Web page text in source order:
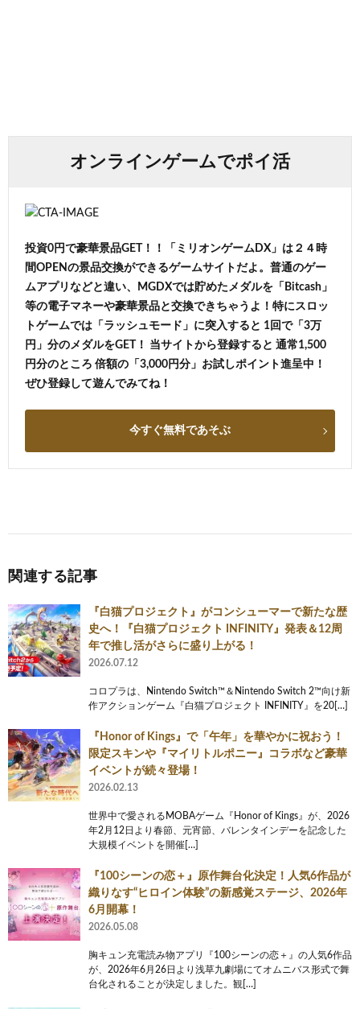
オンラインゲームでポイ活
投資0円で豪華景品GET！！「ミリオンゲームDX」は２４時
間OPENの景品交換ができるゲームサイトだよ。普通のゲー
ムアプリなどと違い、MGDXでは貯めたメダルを「Bitcash」
等の電子マネーや豪華景品と交換できちゃうよ！特にスロッ
トゲームでは「ラッシュモード」に突入すると 1回で「3万
円」分のメダルをGET！ 当サイトから登録すると 通常1,500
円分のところ 倍額の「3,000円分」お試しポイント進呈中！
ぜひ登録して遊んでみてね！
今すぐ無料であそぶ
関連する記事
『白猫プロジェクト』がコンシューマーで新たな歴
史へ！『白猫プロジェクト INFINITY』発表＆12周
年で推し活がさらに盛り上がる！
2026.07.12
コロプラは、Nintendo Switch™＆Nintendo Switch 2™向け新
作アクションゲーム『白猫プロジェクト INFINITY』を20[…]
『Honor of Kings』で「午年」を華やかに祝おう！
限定スキンや『マイリトルポニー』コラボなど豪華
イベントが続々登場！
2026.02.13
世界中で愛されるMOBAゲーム『Honor of Kings』が、2026
年2月12日より春節、元宵節、バレンタインデーを記念した
大規模イベントを開催[…]
『100シーンの恋＋』原作舞台化決定！人気6作品が
織りなす“ヒロイン体験”の新感覚ステージ、2026年
6月開幕！
2026.05.08
胸キュン充電読み物アプリ『100シーンの恋＋』の人気6作品
が、2026年6月26日より浅草九劇場にてオムニバス形式で舞
台化されることが決定しました。観[…]